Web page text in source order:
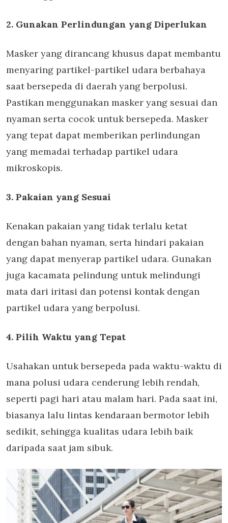
2. Gunakan Perlindungan yang Diperlukan
Masker yang dirancang khusus dapat membantu
menyaring partikel-partikel udara berbahaya
saat bersepeda di daerah yang berpolusi.
Pastikan menggunakan masker yang sesuai dan
nyaman serta cocok untuk bersepeda. Masker
yang tepat dapat memberikan perlindungan
yang memadai terhadap partikel udara
mikroskopis.
3. Pakaian yang Sesuai
Kenakan pakaian yang tidak terlalu ketat
dengan bahan nyaman, serta hindari pakaian
yang dapat menyerap partikel udara. Gunakan
juga kacamata pelindung untuk melindungi
mata dari iritasi dan potensi kontak dengan
partikel udara yang berpolusi.
4. Pilih Waktu yang Tepat
Usahakan untuk bersepeda pada waktu-waktu di
mana polusi udara cenderung lebih rendah,
seperti pagi hari atau malam hari. Pada saat ini,
biasanya lalu lintas kendaraan bermotor lebih
sedikit, sehingga kualitas udara lebih baik
daripada saat jam sibuk.